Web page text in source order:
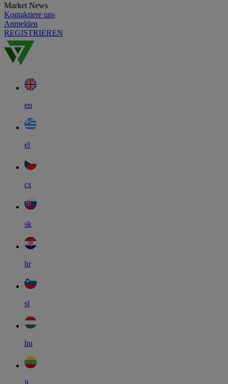
Market News
Kontaktiere uns
Anmelden
REGISTRIEREN
en
el
cs
sk
hr
sl
hu